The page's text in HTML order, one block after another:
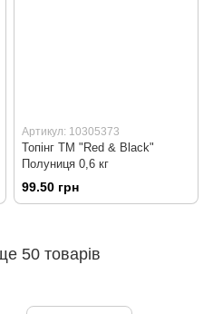
Артикул: 10305373
Топінг ТМ "Red & Black"
Полуниця 0,6 кг
99.50 грн
50 товарів